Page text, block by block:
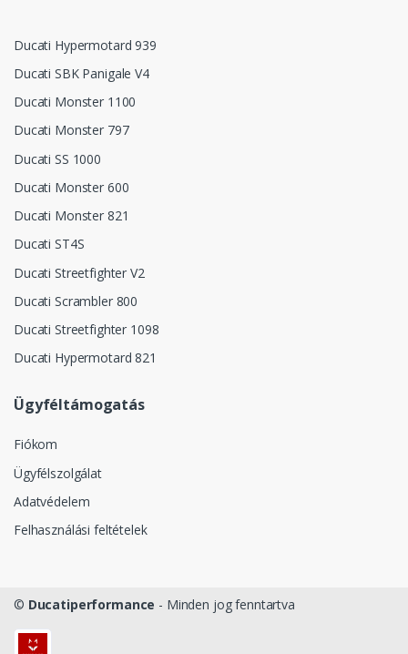
Ducati Hypermotard 939
Ducati SBK Panigale V4
Ducati Monster 1100
Ducati Monster 797
Ducati SS 1000
Ducati Monster 600
Ducati Monster 821
Ducati ST4S
Ducati Streetfighter V2
Ducati Scrambler 800
Ducati Streetfighter 1098
Ducati Hypermotard 821
Ügyféltámogatás
Fiókom
Ügyfélszolgálat
Adatvédelem
Felhasználási feltételek
© Ducatiperformance - Minden jog fenntartva